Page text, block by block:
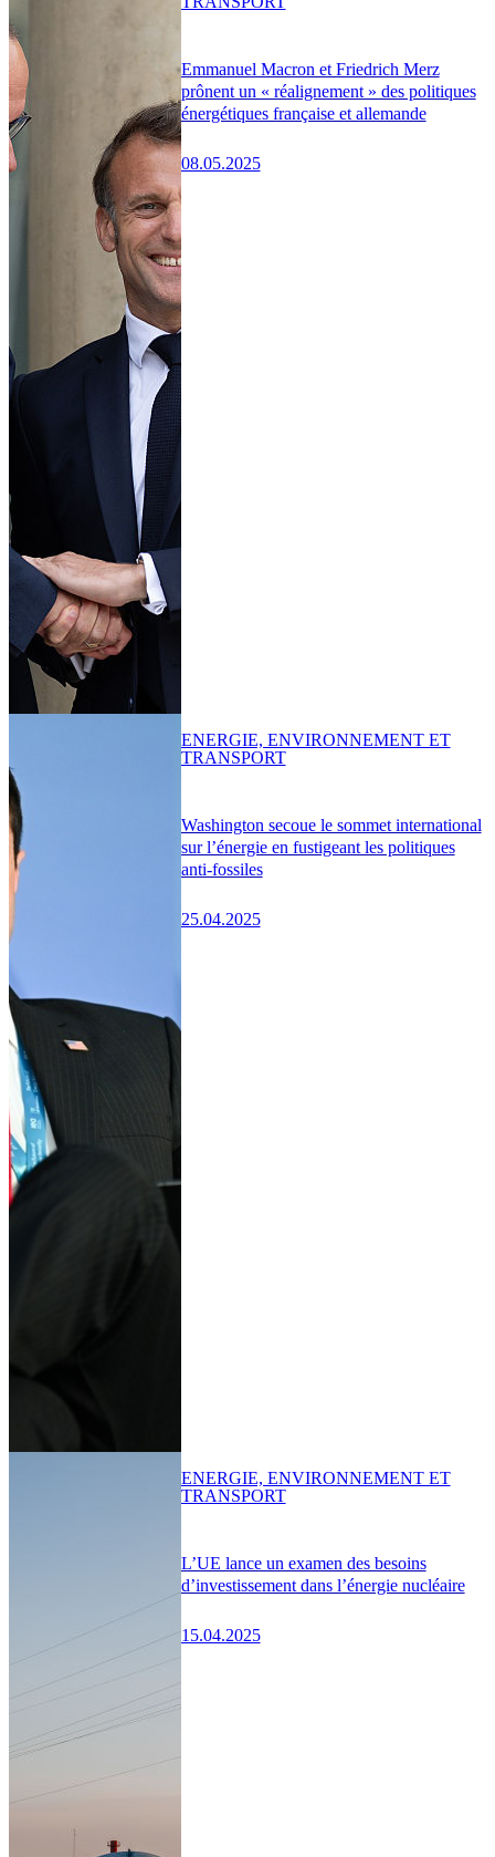
Emmanuel Macron et Friedrich Merz
prônent un « réalignement » des politiques
énergétiques française et allemande
08.05.2025
Washington secoue le sommet international
sur l’énergie en fustigeant les politiques
anti-fossiles
25.04.2025
ENERGIE, ENVIRONNEMENT ET
TRANSPORT
L’UE lance un examen des besoins
d’investissement dans l’énergie nucléaire
15.04.2025
ENERGIE, ENVIRONNEMENT ET
TRANSPORT